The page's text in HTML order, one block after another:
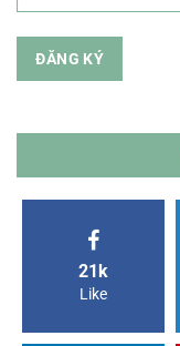
21k
Like